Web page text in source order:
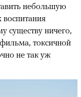
небольшую
воспитания
существу ничего,
токсичной
не так уж